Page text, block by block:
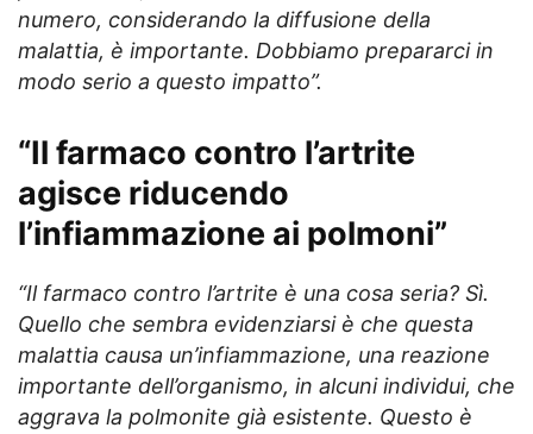
numero, considerando la diffusione della
malattia, è importante. Dobbiamo prepararci in
modo serio a questo impatto”.
“Il farmaco contro l’artrite
agisce riducendo
l’infiammazione ai polmoni”
“Il farmaco contro l’artrite è una cosa seria? Sì.
Quello che sembra evidenziarsi è che questa
malattia causa un’infiammazione, una reazione
importante dell’organismo, in alcuni individui, che
aggrava la polmonite già esistente. Questo è